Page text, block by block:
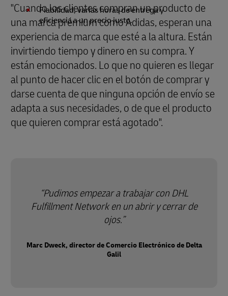
Fiabilidad, varias horas de entrega y
eficiencia a un precio justo.
"Cuando los clientes compran un producto de
una marca prémium como Adidas, esperan una
experiencia de marca que esté a la altura. Están
invirtiendo tiempo y dinero en su compra. Y
están emocionados. Lo que no quieren es llegar
al punto de hacer clic en el botón de comprar y
darse cuenta de que ninguna opción de envío se
adapta a sus necesidades, o de que el producto
que quieren comprar está agotado".
Pudimos empezar a trabajar con DHL
Fulfillment Network en un abrir y cerrar de
ojos.
Marc Dweck, director de Comercio Electrónico de Delta
Galil